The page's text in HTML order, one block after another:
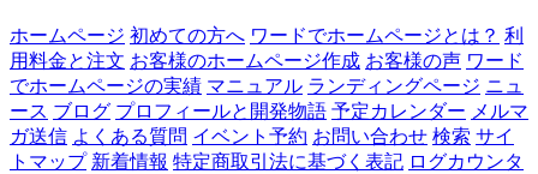
ホームページ 初めての方へ ワードでホームページとは？ 利
用料金と注文 お客様のホームページ作成 お客様の声 ワード
でホームページの実績 マニュアル ランディングページ ニュ
ース ブログ プロフィールと開発物語 予定カレンダー メルマ
ガ送信 よくある質問 イベント予約 お問い合わせ 検索 サイ
トマップ 新着情報 特定商取引法に基づく表記 ログカウンタ